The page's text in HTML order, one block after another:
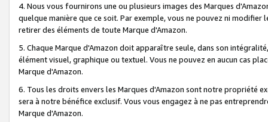
4. Nous vous fournirons une ou plusieurs images des Marques
quelque manière que ce soit. Par exemple, vous ne pouvez ni
retirer des éléments de toute Marque d'Amazon.
5. Chaque Marque d'Amazon doit apparaître seule, dans son
élément visuel, graphique ou textuel. Vous ne pouvez en aucun cas
Marque d'Amazon.
6. Tous les droits envers les Marques d'Amazon sont notre propriété
sera à notre bénéfice exclusif. Vous vous engagez à ne pas
Marque d'Amazon.